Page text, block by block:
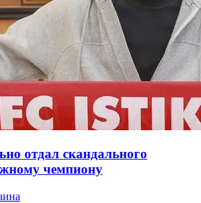
отдал скандального
чемпиону